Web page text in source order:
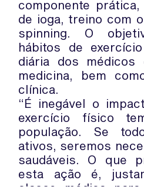
componente
de ioga, treino com
spinning. O
hábitos de
diária dos médicos
medicina, bem
clínica.
“É inegável o
exercício físico
população. Se
ativos, seremos
saudáveis. O que
esta ação é,